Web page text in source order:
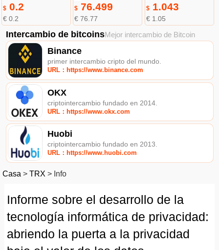
$0.2
€ 0.2
$ 76.499
€ 76.77
$1.043
€ 1.05
Intercambio de bitcoinsMejor intercambio de Bitcoin
Binance
primer intercambio cripto del mundo.
URL：https://www.binance.com
OKX
criptointercambio fundado en 2014.
URL：https://www.okx.com
Huobi
criptointercambio fundado en 2013.
URL：https://www.huobi.com
Casa > TRX > Info
Informe sobre el desarrollo de la
tecnología informática de privacidad:
abriendo la puerta a la privacidad